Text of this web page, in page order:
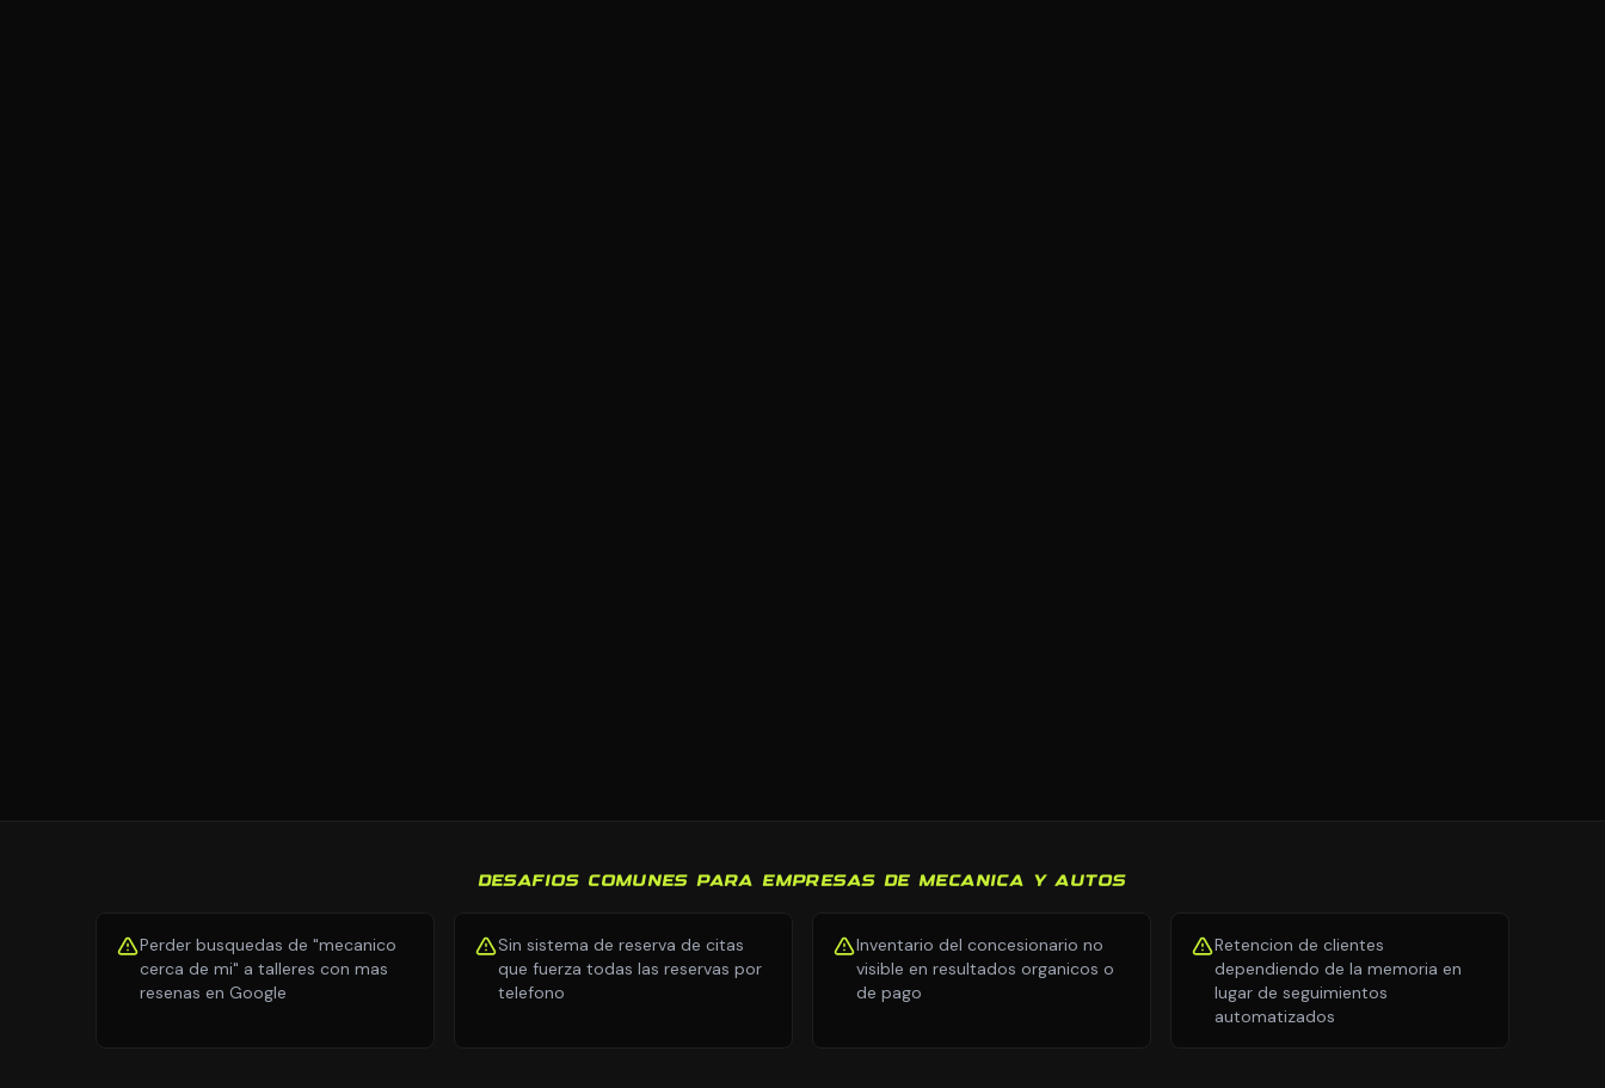
DESAFIOS COMUNES PARA EMPRESAS DE MECANICA Y AUTOS
Perder busquedas de "mecanico
cerca de mi" a talleres con mas
resenas en Google
Sin sistema de reserva de citas
que fuerza todas las reservas por
telefono
Inventario del concesionario no
visible en resultados organicos o
de pago
Retencion de clientes
dependiendo de la memoria en
lugar de seguimientos
automatizados